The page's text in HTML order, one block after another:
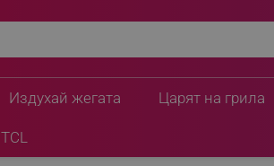
Издухай жегата Царят на грила
TCL